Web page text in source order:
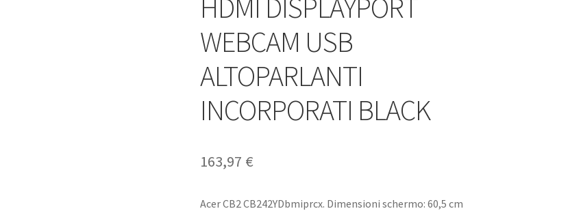
HDMI DISPLAYPORT
WEBCAM USB
ALTOPARLANTI
INCORPORATI BLACK
163,97 €
Acer CB2 CB242YDbmiprcx. Dimensioni schermo: 60,5 cm